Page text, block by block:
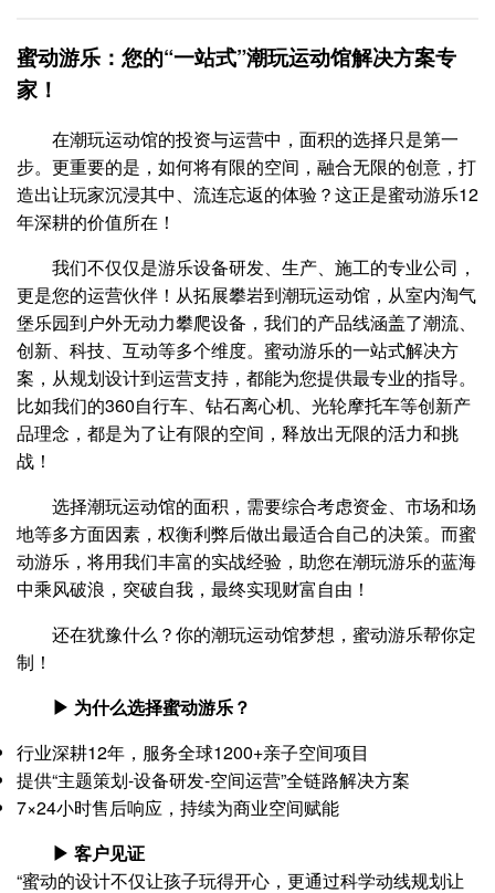
蜜动游乐：您的“一站式”潮玩运动馆解决方案专
家！
在潮玩运动馆的投资与运营中，面积的选择只是第一
步。更重要的是，如何将有限的空间，融合无限的创意，打
造出让玩家沉浸其中、流连忘返的体验？这正是蜜动游乐12
年深耕的价值所在！
我们不仅仅是游乐设备研发、生产、施工的专业公司，
更是您的运营伙伴！从拓展攀岩到潮玩运动馆，从室内淘气
堡乐园到户外无动力攀爬设备，我们的产品线涵盖了潮流、
创新、科技、互动等多个维度。蜜动游乐的一站式解决方
案，从规划设计到运营支持，都能为您提供最专业的指导。
比如我们的360自行车、钻石离心机、光轮摩托车等创新产
品理念，都是为了让有限的空间，释放出无限的活力和挑
战！
选择潮玩运动馆的面积，需要综合考虑资金、市场和场
地等多方面因素，权衡利弊后做出最适合自己的决策。而蜜
动游乐，将用我们丰富的实战经验，助您在潮玩游乐的蓝海
中乘风破浪，突破自我，最终实现财富自由！
还在犹豫什么？你的潮玩运动馆梦想，蜜动游乐帮你定
制！
▶ 为什么选择蜜动游乐？
行业深耕12年，服务全球1200+亲子空间项目
提供“主题策划-设备研发-空间运营”全链路解决方案
7×24小时售后响应，持续为商业空间赋能
▶ 客户见证
“蜜动的设计不仅让孩子玩得开心，更通过科学动线规划让